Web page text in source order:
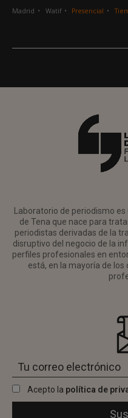
Madrid Watif Presencial
Laboratorio de periodismo
de Tena que nace para
periodistas derivadas de la
disruptivo del negocio de la
perfiles profesionales en
está, en la mayoría de los
Acepto la política de